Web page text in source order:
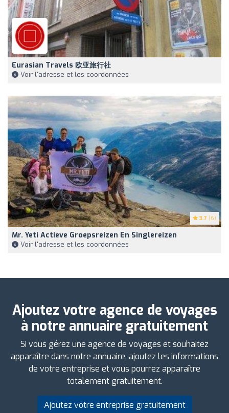
Eurasian Travels 欧亚旅行社
Voir l'adresse et les coordonnées
3.7 (6)
Mr. Yeti Actieve Groepsreizen En Singlereizen
Voir l'adresse et les coordonnées
Ajoutez votre agence de voyages
à notre annuaire gratuitement
Si vous gérez une agence de voyages et souhaitez
apparaître dans notre annuaire, ajoutez les informations
de votre entreprise et vous pourrez apparaître
totalement gratuitement.
Ajoutez votre entreprise gratuitement